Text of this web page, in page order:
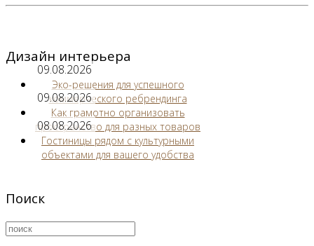
Дизайн интерьера
09.08.2026
Эко-решения для успешного
коммерческого ребрендинга
09.08.2026
Как грамотно организовать
пространство для разных товаров
08.08.2026
Гостиницы рядом с культурными
объектами для вашего удобства
Поиск